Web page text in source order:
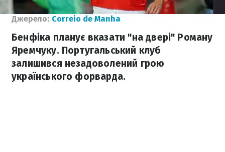
Джерело: Correio de Manha
Бенфіка планує вказати "на двері" Роману
Яремчуку. Португальський клуб
залишився незадоволений грою
українського форварда.